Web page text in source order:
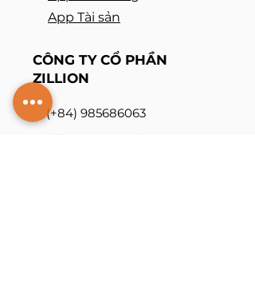
App Tài sản
CÔNG TY CỔ PHẦN
ZILLION
(+84) 985686063